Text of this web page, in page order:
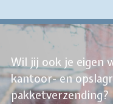
Wil jij ook je eigen
kantoor- en
pakketverzending?